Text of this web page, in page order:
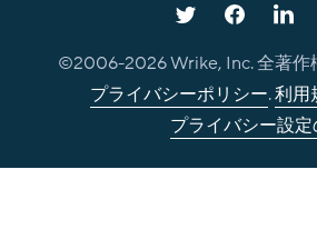
©2006-2026Wrike, Inc. 全著作
プライバシーポリシー.利用
プライバシー設